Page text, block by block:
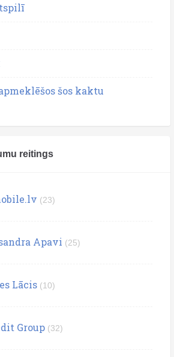
šos kaktu
reitings
(23)
Apavi (25)
Lācis (10)
Group (32)